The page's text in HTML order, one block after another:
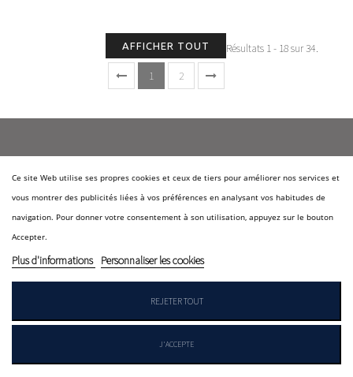
AFFICHER TOUT
1 2
Résultats 1 - 18 sur 34.
Qui sommes-nous?
Nos marques
Marques Exclusives
Nous suivre
Ce site Web utilise ses propres cookies et ceux de tiers pour améliorer nos services et
vous montrer des publicités liées à vos préférences en analysant vos habitudes de
navigation. Pour donner votre consentement à son utilisation, appuyez sur le bouton
Accepter.
Plus d'informations Personnaliser les cookies
REJETER TOUT
J'ACCEPTE